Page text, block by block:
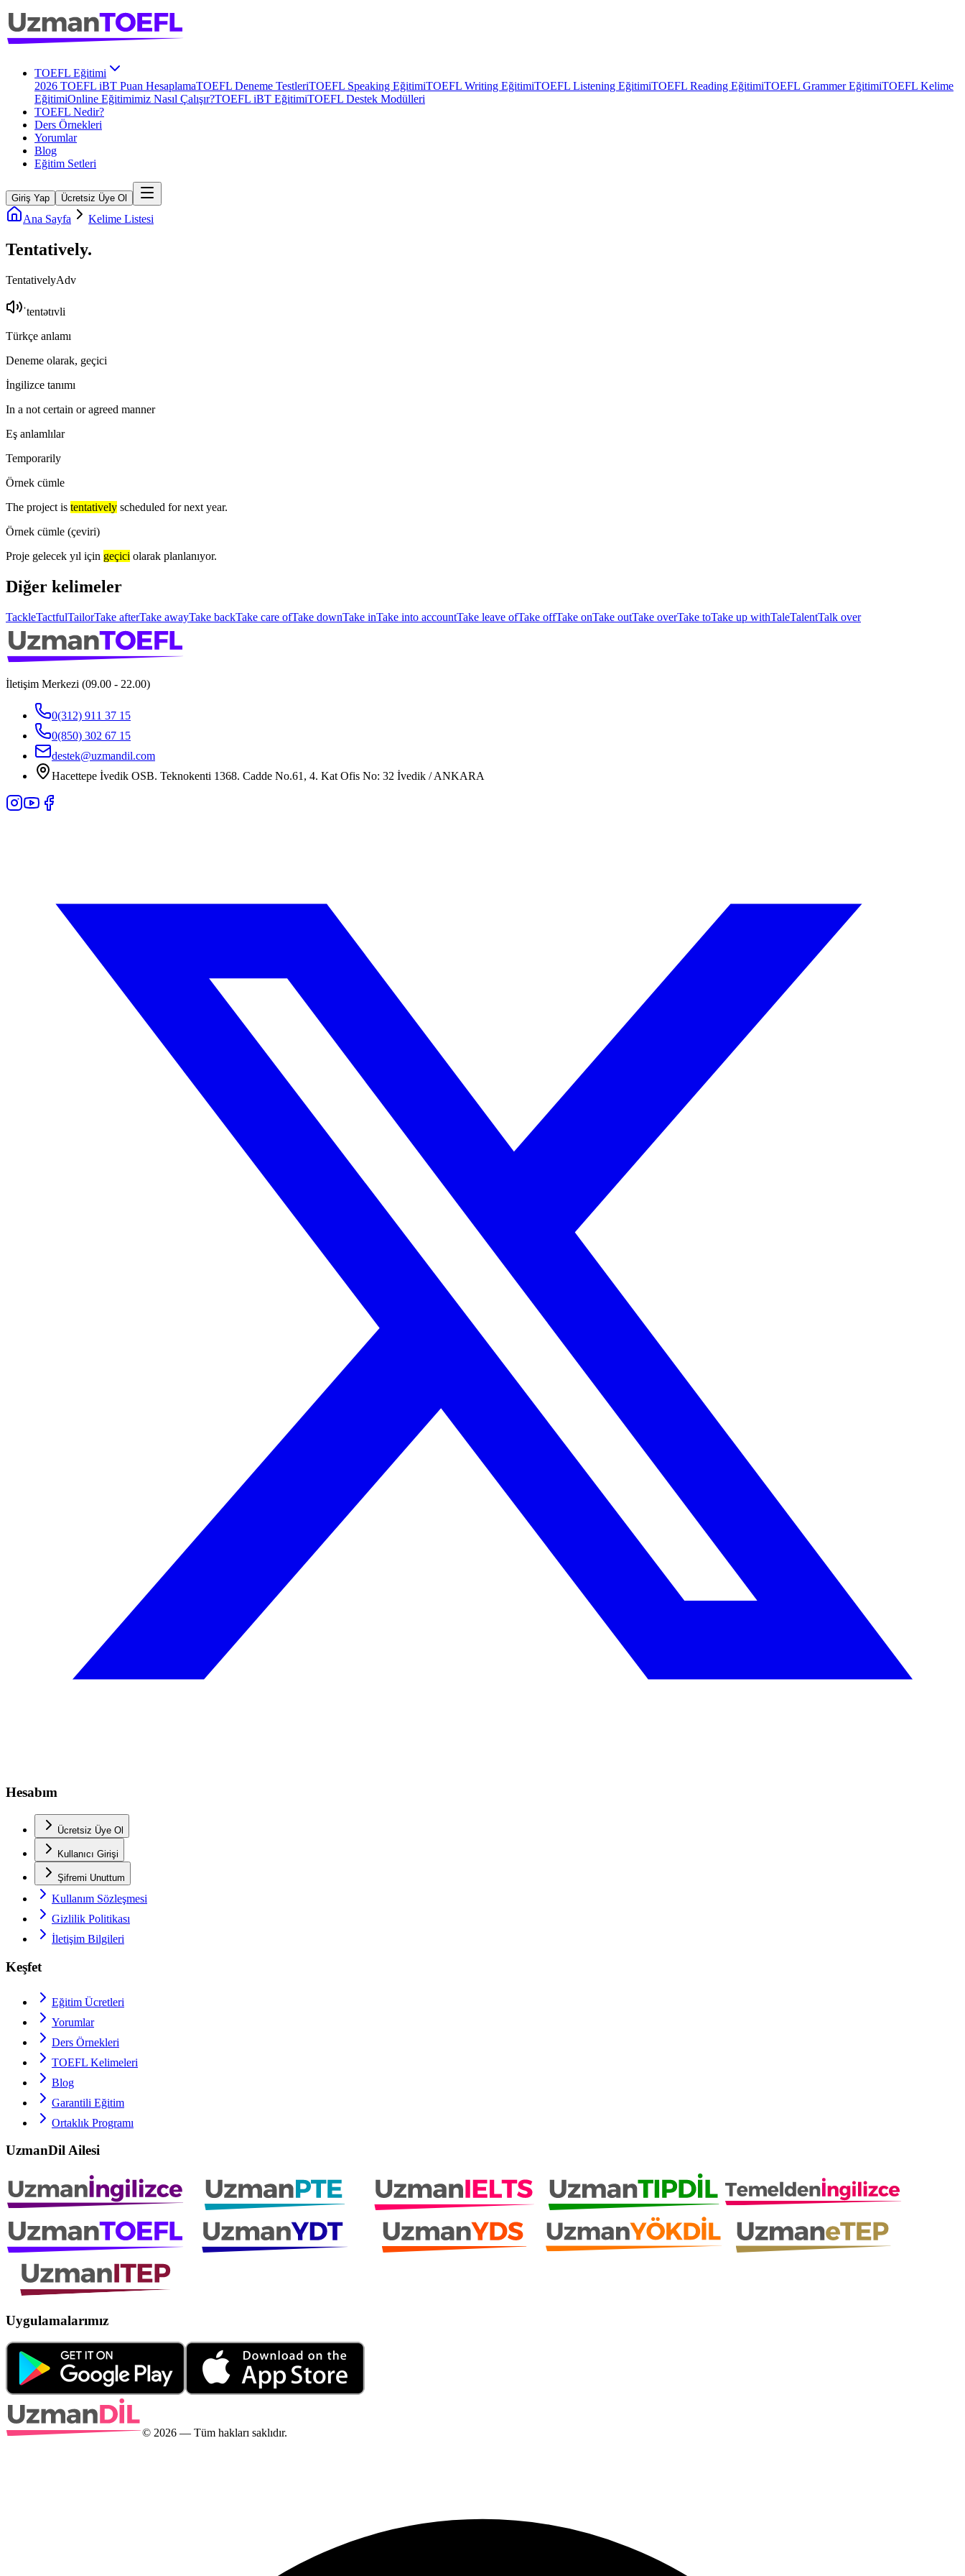
TOEFL Eğitimi
2026 TOEFL iBT Puan HesaplamaTOEFL Deneme TestleriTOEFL Speaking EğitimiTOEFL Writing EğitimiTOEFL Listening EğitimiTOEFL Reading EğitimiTOEFL Grammer EğitimiTOEFL Kelime
EğitimiOnline Eğitimimiz Nasıl Çalışır?TOEFL iBT EğitimiTOEFL Destek Modülleri
TOEFL Nedir?
Ders Örnekleri
Yorumlar
Blog
Eğitim Setleri
Giriş Yap Ücretsiz Üye Ol
Ana Sayfa Kelime Listesi
Tentatively.
TentativelyAdv
ˈtentətɪvli
Türkçe anlamı
Deneme olarak, geçici
İngilizce tanımı
In a not certain or agreed manner
Eş anlamlılar
Temporarily
Örnek cümle
The project is tentatively scheduled for next year.
Örnek cümle (çeviri)
Proje gelecek yıl için geçici olarak planlanıyor.
Diğer kelimeler
TackleTactfulTailorTake afterTake awayTake backTake care ofTake downTake inTake into accountTake leave ofTake offTake onTake outTake overTake toTake up withTaleTalentTalk over
İletişim Merkezi (09.00 - 22.00)
0(312) 911 37 15
0(850) 302 67 15
destek@uzmandil.com
Hacettepe İvedik OSB. Teknokenti 1368. Cadde No.61, 4. Kat Ofis No: 32 İvedik / ANKARA
Hesabım
Ücretsiz Üye Ol
Kullanıcı Girişi
Şifremi Unuttum
Kullanım Sözleşmesi
Gizlilik Politikası
İletişim Bilgileri
Keşfet
Eğitim Ücretleri
Yorumlar
Ders Örnekleri
TOEFL Kelimeleri
Blog
Garantili Eğitim
Ortaklık Programı
UzmanDil Ailesi
Uygulamalarımız
© 2026 — Tüm hakları saklıdır.